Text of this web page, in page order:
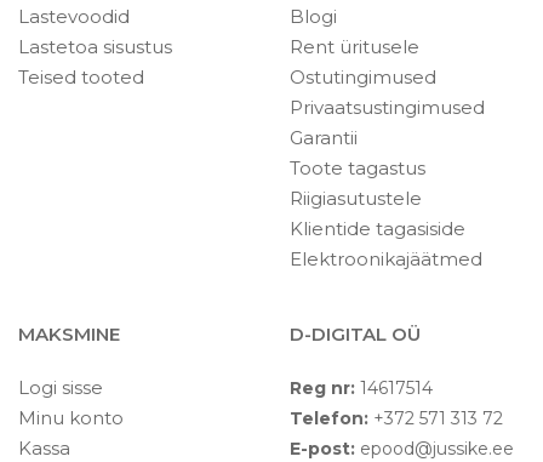
Lastevoodid
Lastetoa sisustus
Teised tooted
Blogi
Rent üritusele
Ostutingimused
Privaatsustingimused
Garantii
Toote tagastus
Riigiasutustele
Klientide tagasiside
Elektroonikajäätmed
MAKSMINE
Logi sisse
Minu konto
Kassa
D-DIGITAL OÜ
Reg nr: 14617514
Telefon: +372 571 313 72
E-post: epood@jussike.ee